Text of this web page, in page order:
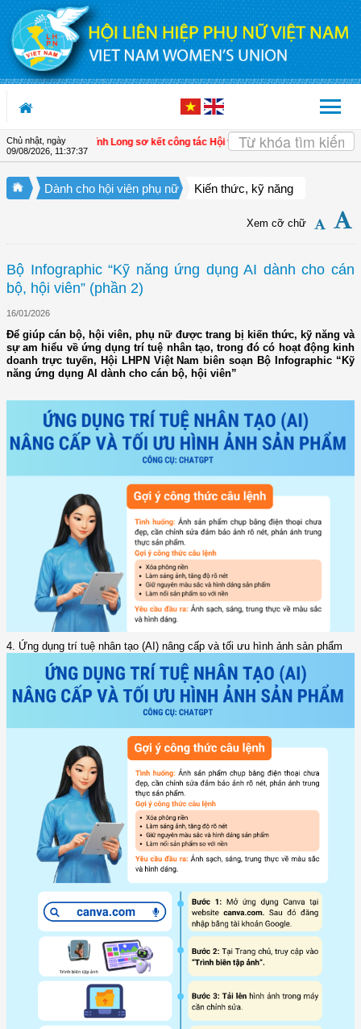
Truy cập nội dung luôn
Chủ nhật, ngày
09/08/2026, 11:37:38
Tam Ngãi, Vĩnh Long sơ kết công tác Hội và phong trào phụ nữ 6 tháng đầu
Dành cho hội viên phụ nữ Kiến thức, kỹ năng
Xem cỡ chữ
Bộ Infographic “Kỹ năng ứng dụng AI dành cho cán
bộ, hội viên” (phần 2)
16/01/2026
Để giúp cán bộ, hội viên, phụ nữ được trang bị kiến thức, kỹ năng và
sự am hiểu về ứng dụng trí tuệ nhân tạo, trong đó có hoạt động kinh
doanh trực tuyến, Hội LHPN Việt Nam biên soạn Bộ Infographic “Kỹ
năng ứng dụng AI dành cho cán bộ, hội viên”
4. Ứng dụng trí tuệ nhân tạo (AI) nâng cấp và tối ưu hình ảnh sản phẩm